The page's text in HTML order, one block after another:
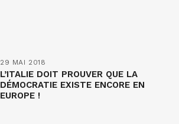
29 MAI 2018
L’ITALIE DOIT PROUVER QUE LA
DÉMOCRATIE EXISTE ENCORE EN
EUROPE !